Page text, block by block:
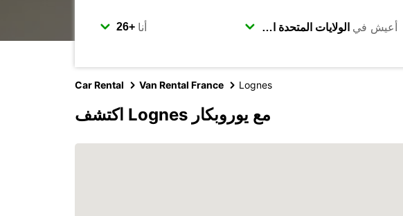
أنا أعيش في
Car Rental Van Rental France Lognes
اكتشف Lognes مع يوروبكار